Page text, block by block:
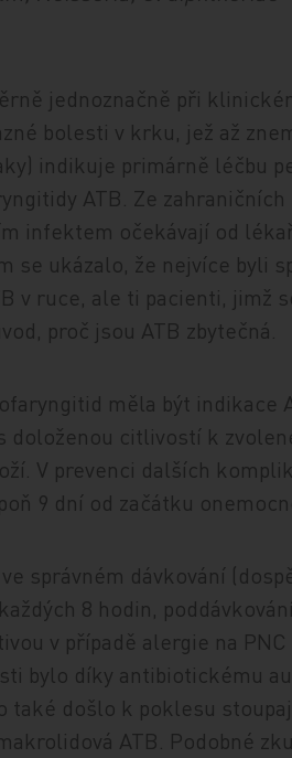
jednoznačně při
bolesti v krku, jež až
indikuje primárně léčbu
ATB. Ze
infektem očekávají od
se ukázalo, že nejvíce byli
v ruce, ale ti pacienti, jimž
proč jsou ATB zbytečná.
měla být indikace
doloženou citlivostí k
V prevenci dalších
9 dní od začátku
správném dávkování
8 hodin,
v případě alergie na
bylo díky antibiotickému
také došlo k poklesu
ATB. Podobné